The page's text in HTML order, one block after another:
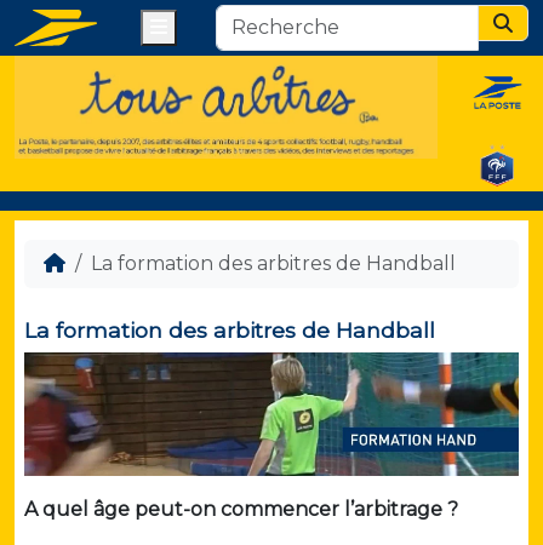
La formation des arbitres de Handball
La formation des arbitres de Handball
A quel âge peut-on commencer l’arbitrage ?